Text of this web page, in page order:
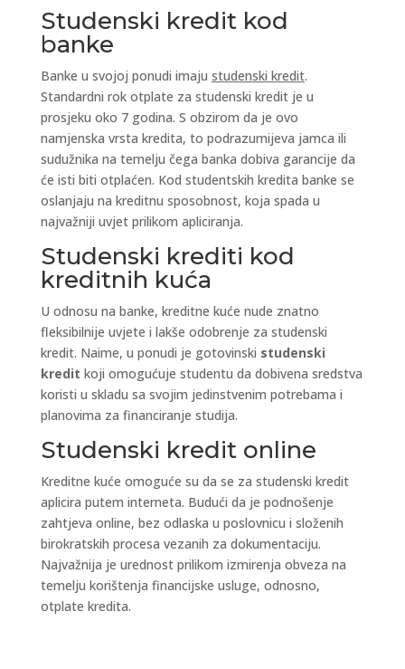
Studenski kredit kod
banke
Banke u svojoj ponudi imaju studenski kredit.
Standardni rok otplate za studenski kredit je u
prosjeku oko 7 godina. S obzirom da je ovo
namjenska vrsta kredita, to podrazumijeva jamca ili
sudužnika na temelju čega banka dobiva garancije da
će isti biti otplaćen. Kod studentskih kredita banke se
oslanjaju na kreditnu sposobnost, koja spada u
najvažniji uvjet prilikom apliciranja.
Studenski krediti kod
kreditnih kuća
U odnosu na banke, kreditne kuće nude znatno
fleksibilnije uvjete i lakše odobrenje za studenski
kredit. Naime, u ponudi je gotovinski studenski
kredit koji omogućuje studentu da dobivena sredstva
koristi u skladu sa svojim jedinstvenim potrebama i
planovima za financiranje studija.
Studenski kredit online
Kreditne kuće omoguće su da se za studenski kredit
aplicira putem interneta. Budući da je podnošenje
zahtjeva online, bez odlaska u poslovnicu i složenih
birokratskih procesa vezanih za dokumentaciju.
Najvažnija je urednost prilikom izmirenja obveza na
temelju korištenja financijske usluge, odnosno,
otplate kredita.